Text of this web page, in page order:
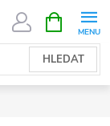
HLEDAT
NÁKUPNÍ
KOŠÍK